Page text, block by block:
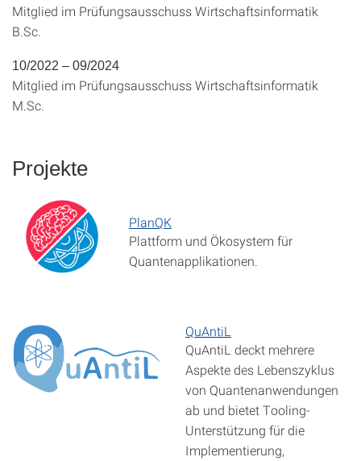
Mitglied im Prüfungsausschuss Wirtschaftsinformatik
B.Sc.
10/2022 – 09/2024
Mitglied im Prüfungsausschuss Wirtschaftsinformatik
M.Sc.
Projekte
PlanQK
Plattform und Ökosystem für
Quantenapplikationen.
QuAntiL
QuAntiL deckt mehrere
Aspekte des Lebenszyklus
von Quantenanwendungen
ab und bietet Tooling-
Unterstützung für die
Implementierung,